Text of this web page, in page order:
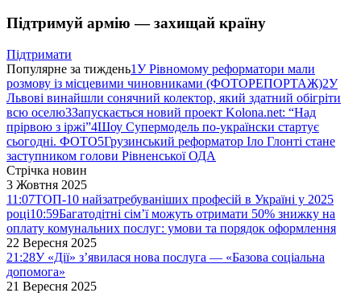
Підтримуй армію — захищай країну
Підтримати
Популярне за тиждень1У Рівномому реформатори мали
розмову із місцевими чиновниками (ФОТОРЕПОРТАЖ)2У
Львові винайшли сонячний колектор, який здатний обігріти
всю оселю3Запускається новий проект Kolona.net: “Над
прірвою з іржі”4Шоу Супермодель по-українски стартує
сьогодні. ФОТО5Грузинський реформатор Іло Глонті стане
заступником голови Рівненської ОДА
Стрічка новин
3 Жовтня 2025
11:07ТОП-10 найзатребуваніших професій в Україні у 2025
році10:59Багатодітні сім’ї можуть отримати 50% знижку на
оплату комунальних послуг: умови та порядок оформлення
22 Вересня 2025
21:28У «Дії» з’явилася нова послуга — «Базова соціальна
допомога»
21 Вересня 2025